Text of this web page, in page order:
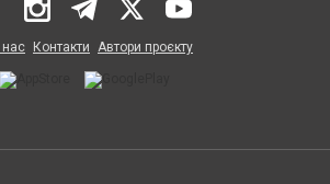
нас Контакти Автори проєкту